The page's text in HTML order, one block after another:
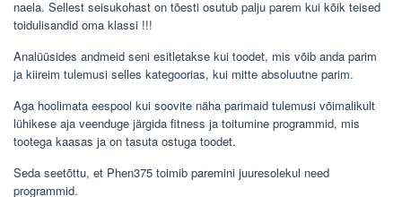
naela. Sellest seisukohast on tõesti osutub palju parem kui kõik teised
toidulisandid oma klassi !!!
Analüüsides andmeid seni esitletakse kui toodet, mis võib anda parim
ja kiireim tulemusi selles kategoorias, kui mitte absoluutne parim.
Aga hoolimata eespool kui soovite näha parimaid tulemusi võimalikult
lühikese aja veenduge järgida fitness ja toitumine programmid, mis
tootega kaasas ja on tasuta ostuga toodet.
Seda seetõttu, et Phen375 toimib paremini juuresolekul need
programmid.